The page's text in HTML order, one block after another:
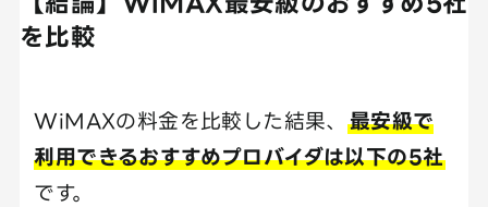
を比較
WiMAXの料金を比較した結果、 最安級で
利用できるおすすめプロバイダは以下の5社
です。